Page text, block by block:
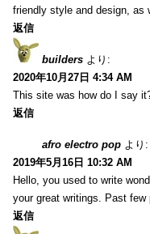
friendly style and design, as
返信
builders より:
2020年10月27日 4:34 AM
This site was how do I say
返信
afro electro pop より:
2019年5月16日 10:32 AM
Hello, you used to write
your great writings. Past
返信